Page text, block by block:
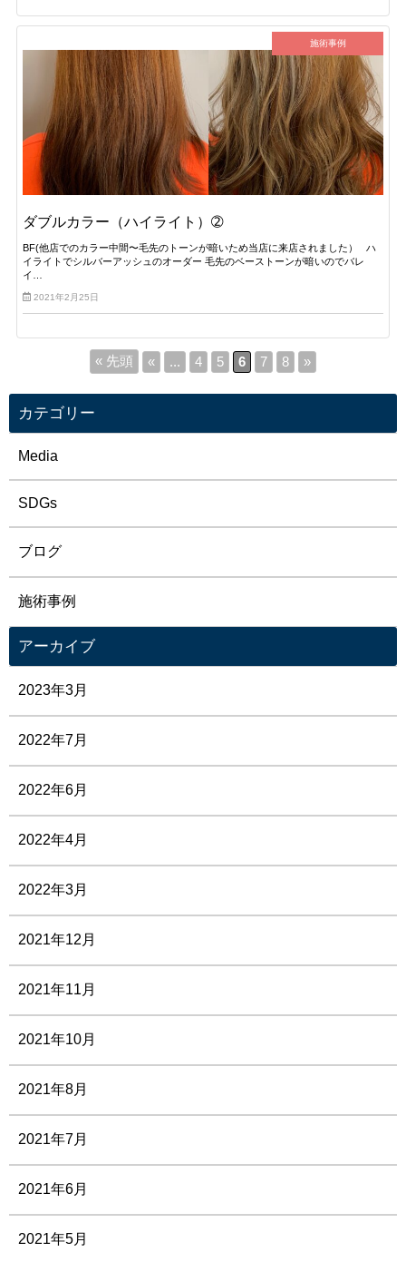
施術事例
ダブルカラー（ハイライト）➁
BF(他店でのカラー中間〜毛先のトーンが暗いため当店に来店されました） ハ
イライトでシルバーアッシュのオーダー 毛先のベーストーンが暗いのでバレ
イ…
2021年2月25日
« 先頭 « ... 4 5 6 7 8 »
カテゴリー
Media
SDGs
ブログ
施術事例
アーカイブ
2023年3月
2022年7月
2022年6月
2022年4月
2022年3月
2021年12月
2021年11月
2021年10月
2021年8月
2021年7月
2021年6月
2021年5月